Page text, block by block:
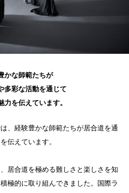
かな師範たちが
多彩な活動を通じて
力を伝えています。
、経験豊かな師範たちが居合道を通
伝えています。
居合道を極める難しさと楽しさを知
極的に取り組んできました。国際ラ